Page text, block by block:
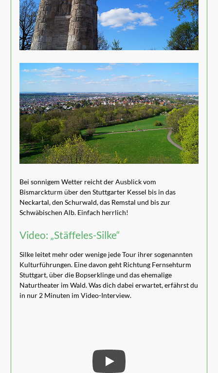
Bei sonnigem Wetter reicht der Ausblick vom
Bismarckturm über den Stuttgarter Kessel bis in das
Neckartal, den Schurwald, das Remstal und bis zur
Schwäbischen Alb. Einfach herrlich!
Video: „Stäffeles-Silke“
Silke leitet mehr oder wenige jede Tour ihrer sogenannten
Kulturführungen. Eine davon geht Richtung Fernsehturm
Stuttgart, über die Bopserklinge und das ehemalige
Naturtheater im Wald. Was dich dabei erwartet, erfährst du
in nur 2 Minuten im Video-Interview.